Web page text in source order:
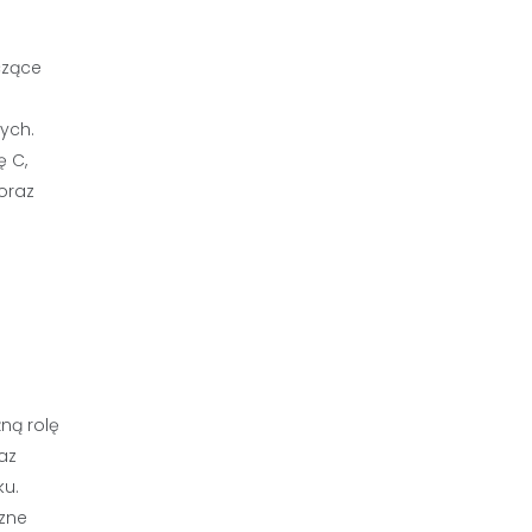
C,
rolę